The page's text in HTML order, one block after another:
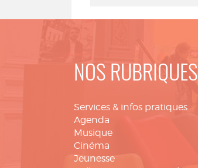
NOS RUBRIQUES
Services & infos pratiques
Agenda
Musique
Cinéma
Jeunesse